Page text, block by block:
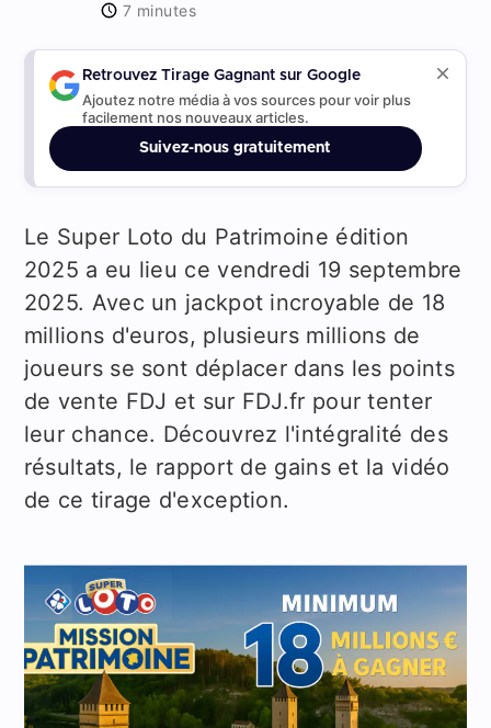
7 minutes
Retrouvez Tirage Gagnant sur Google
Ajoutez notre média à vos sources pour voir plus
facilement nos nouveaux articles.
Suivez-nous gratuitement
Le Super Loto du Patrimoine édition
2025 a eu lieu ce vendredi 19 septembre
2025. Avec un jackpot incroyable de 18
millions d'euros, plusieurs millions de
joueurs se sont déplacer dans les points
de vente FDJ et sur FDJ.fr pour tenter
leur chance. Découvrez l'intégralité des
résultats, le rapport de gains et la vidéo
de ce tirage d'exception.